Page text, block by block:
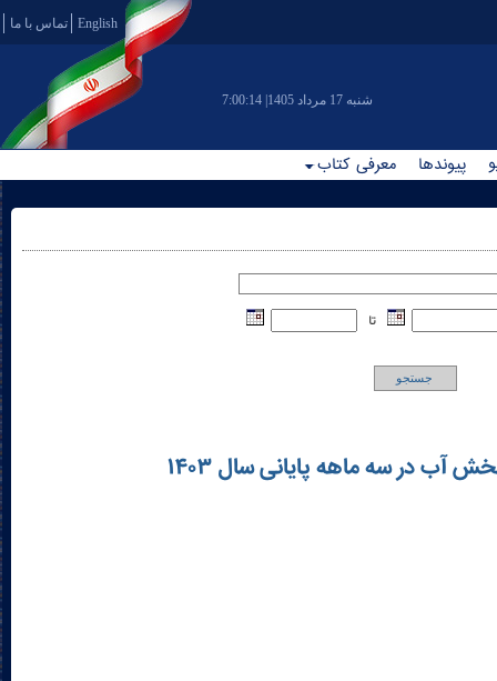
English تماس با ما
7:00:14 |شنبه 17 مرداد 1405
پیوندها معرفی کتاب
تا
جستجو
در سه ماهه پایانی سال ۱۴۰۳